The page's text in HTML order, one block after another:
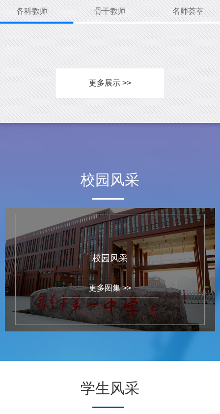
各科教师 骨干教师 名师荟萃
更多展示 >>
校园风采
校园风采
更多图集 >>
学生风采